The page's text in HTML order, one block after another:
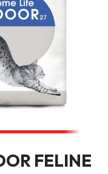
FELINE